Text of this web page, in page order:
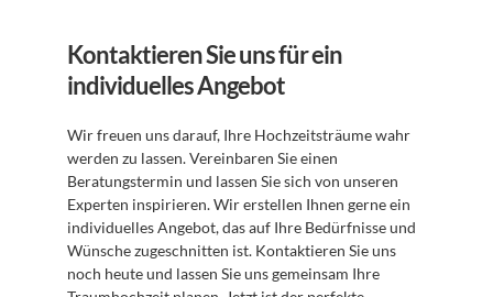
Kontaktieren Sie uns für ein
individuelles Angebot
Wir freuen uns darauf, Ihre Hochzeitsträume wahr
werden zu lassen. Vereinbaren Sie einen
Beratungstermin und lassen Sie sich von unseren
Experten inspirieren. Wir erstellen Ihnen gerne ein
individuelles Angebot, das auf Ihre Bedürfnisse und
Wünsche zugeschnitten ist. Kontaktieren Sie uns
noch heute und lassen Sie uns gemeinsam Ihre